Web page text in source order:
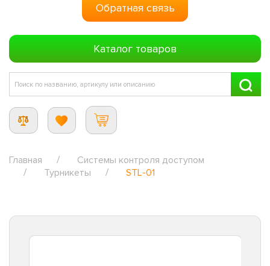
Обратная связь
Каталог товаров
Главная
Системы контроля доступом
Турникеты
STL-01